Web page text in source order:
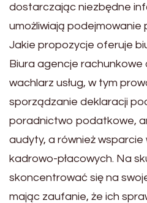
dostarczając niezbędne
umożliwiają podejmowanie
Jakie propozycje oferuje
Biura agencje rachunkowe
wachlarz usług, w tym
sporządzanie deklaracji
poradnictwo podatkowe,
audyty, a również
kadrowo-płacowych. Na
skoncentrować się na
mając zaufanie, że ich